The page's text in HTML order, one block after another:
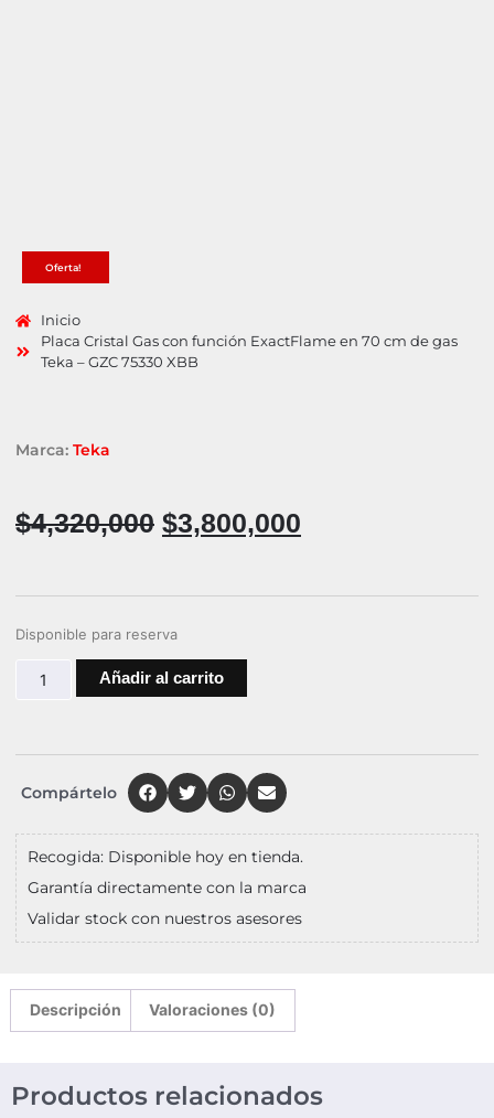
Oferta!
Inicio
Placa Cristal Gas con función ExactFlame en 70 cm de gas
Teka – GZC 75330 XBB
Marca: Teka
$4,320,000 $3,800,000
Disponible para reserva
Añadir al carrito
Compártelo
Recogida: Disponible hoy en tienda.
Garantía directamente con la marca
Validar stock con nuestros asesores
Descripción Valoraciones (0)
Productos relacionados